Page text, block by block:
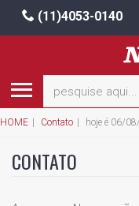
(11)4053-0140
HOME Contato hoje é 06/
CONTATO